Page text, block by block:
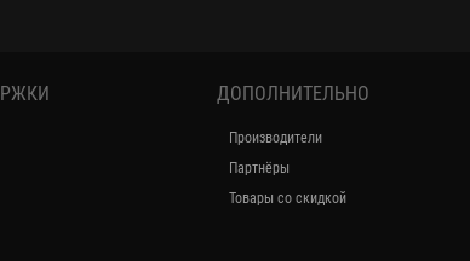
ДОПОЛНИТЕЛЬНО
Производители
Партнёры
Товары со скидкой